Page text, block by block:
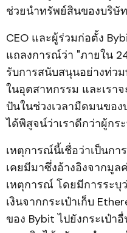
ช่วยนำทรัพย์สินของบริษั
CEO และผู้ร่วมก่อตั้ง
แถลงการณ์ว่า "ภายใน
รับการสนับสนุนอย่างท่ว
ในอุตสาหกรรม และเรา
ปันในช่วงเวลามืดมนขอ
ได้พิสูจน์ว่าเราดีกว่าผู้กร
เหตุการณ์นี้เชื่อว่าเป็นก
เคยมีมาซึ่งอ้างอิงจากมู
เหตุการณ์ โดยมีการระบุ
เงินจากกระเป๋าเก็บ
ของ Bybit ไปยังกระเป๋า